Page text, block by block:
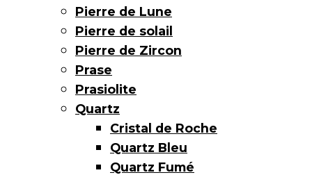
Pierre de Lune
Pierre de solail
Pierre de Zircon
Prase
Prasiolite
Quartz
Cristal de Roche
Quartz Bleu
Quartz Fumé